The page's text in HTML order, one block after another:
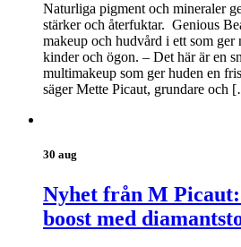
Naturliga pigment och mineraler
stärker och återfuktar. Genious
makeup och hudvård i ett som
kinder och ögon. – Det här är en
multimakeup som ger huden en
säger Mette Picaut, grundare och
30 aug
Nyhet från M
boost med